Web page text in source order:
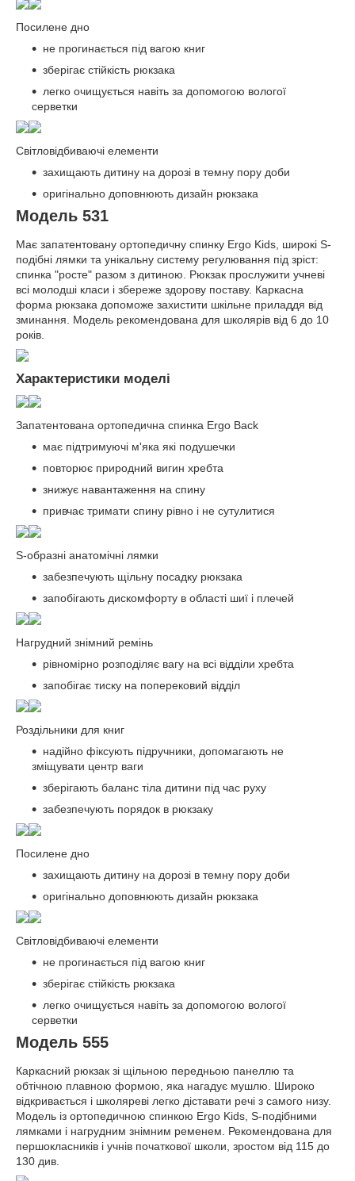
Посилене дно
не прогинається під вагою книг
зберігає стійкість рюкзака
легко очищується навіть за допомогою вологої
серветки
Світловідбиваючі елементи
захищають дитину на дорозі в темну пору доби
оригінально доповнюють дизайн рюкзака
Модель 531
Має запатентовану ортопедичну спинку Ergo Kids, широкі S-
подібні лямки та унікальну систему регулювання під зріст:
спинка "росте" разом з дитиною. Рюкзак прослужити учневі
всі молодші класи і збереже здорову поставу. Каркасна
форма рюкзака допоможе захистити шкільне приладдя від
зминання. Модель рекомендована для школярів від 6 до 10
років.
Характеристики моделі
Запатентована ортопедична спинка Ergo Back
має підтримуючі м'яка які подушечки
повторює природний вигин хребта
знижує навантаження на спину
привчає тримати спину рівно і не сутулитися
S-образні анатомічні лямки
забезпечують щільну посадку рюкзака
запобігають дискомфорту в області шиї і плечей
Нагрудний знімний ремінь
рівномірно розподіляє вагу на всі відділи хребта
запобігає тиску на поперековий відділ
Роздільники для книг
надійно фіксують підручники, допомагають не
зміщувати центр ваги
зберігають баланс тіла дитини під час руху
забезпечують порядок в рюкзаку
Посилене дно
захищають дитину на дорозі в темну пору доби
оригінально доповнюють дизайн рюкзака
Світловідбиваючі елементи
не прогинається під вагою книг
зберігає стійкість рюкзака
легко очищується навіть за допомогою вологої
серветки
Модель 555
Каркасний рюкзак зі щільною передньою панеллю та
обтічною плавною формою, яка нагадує мушлю. Широко
відкривається і школяреві легко діставати речі з самого низу.
Модель із ортопедичною спинкою Ergo Kids, S-подібними
лямками і нагрудним знімним ременем. Рекомендована для
першокласників і учнів початкової школи, зростом від 115 до
130 див.